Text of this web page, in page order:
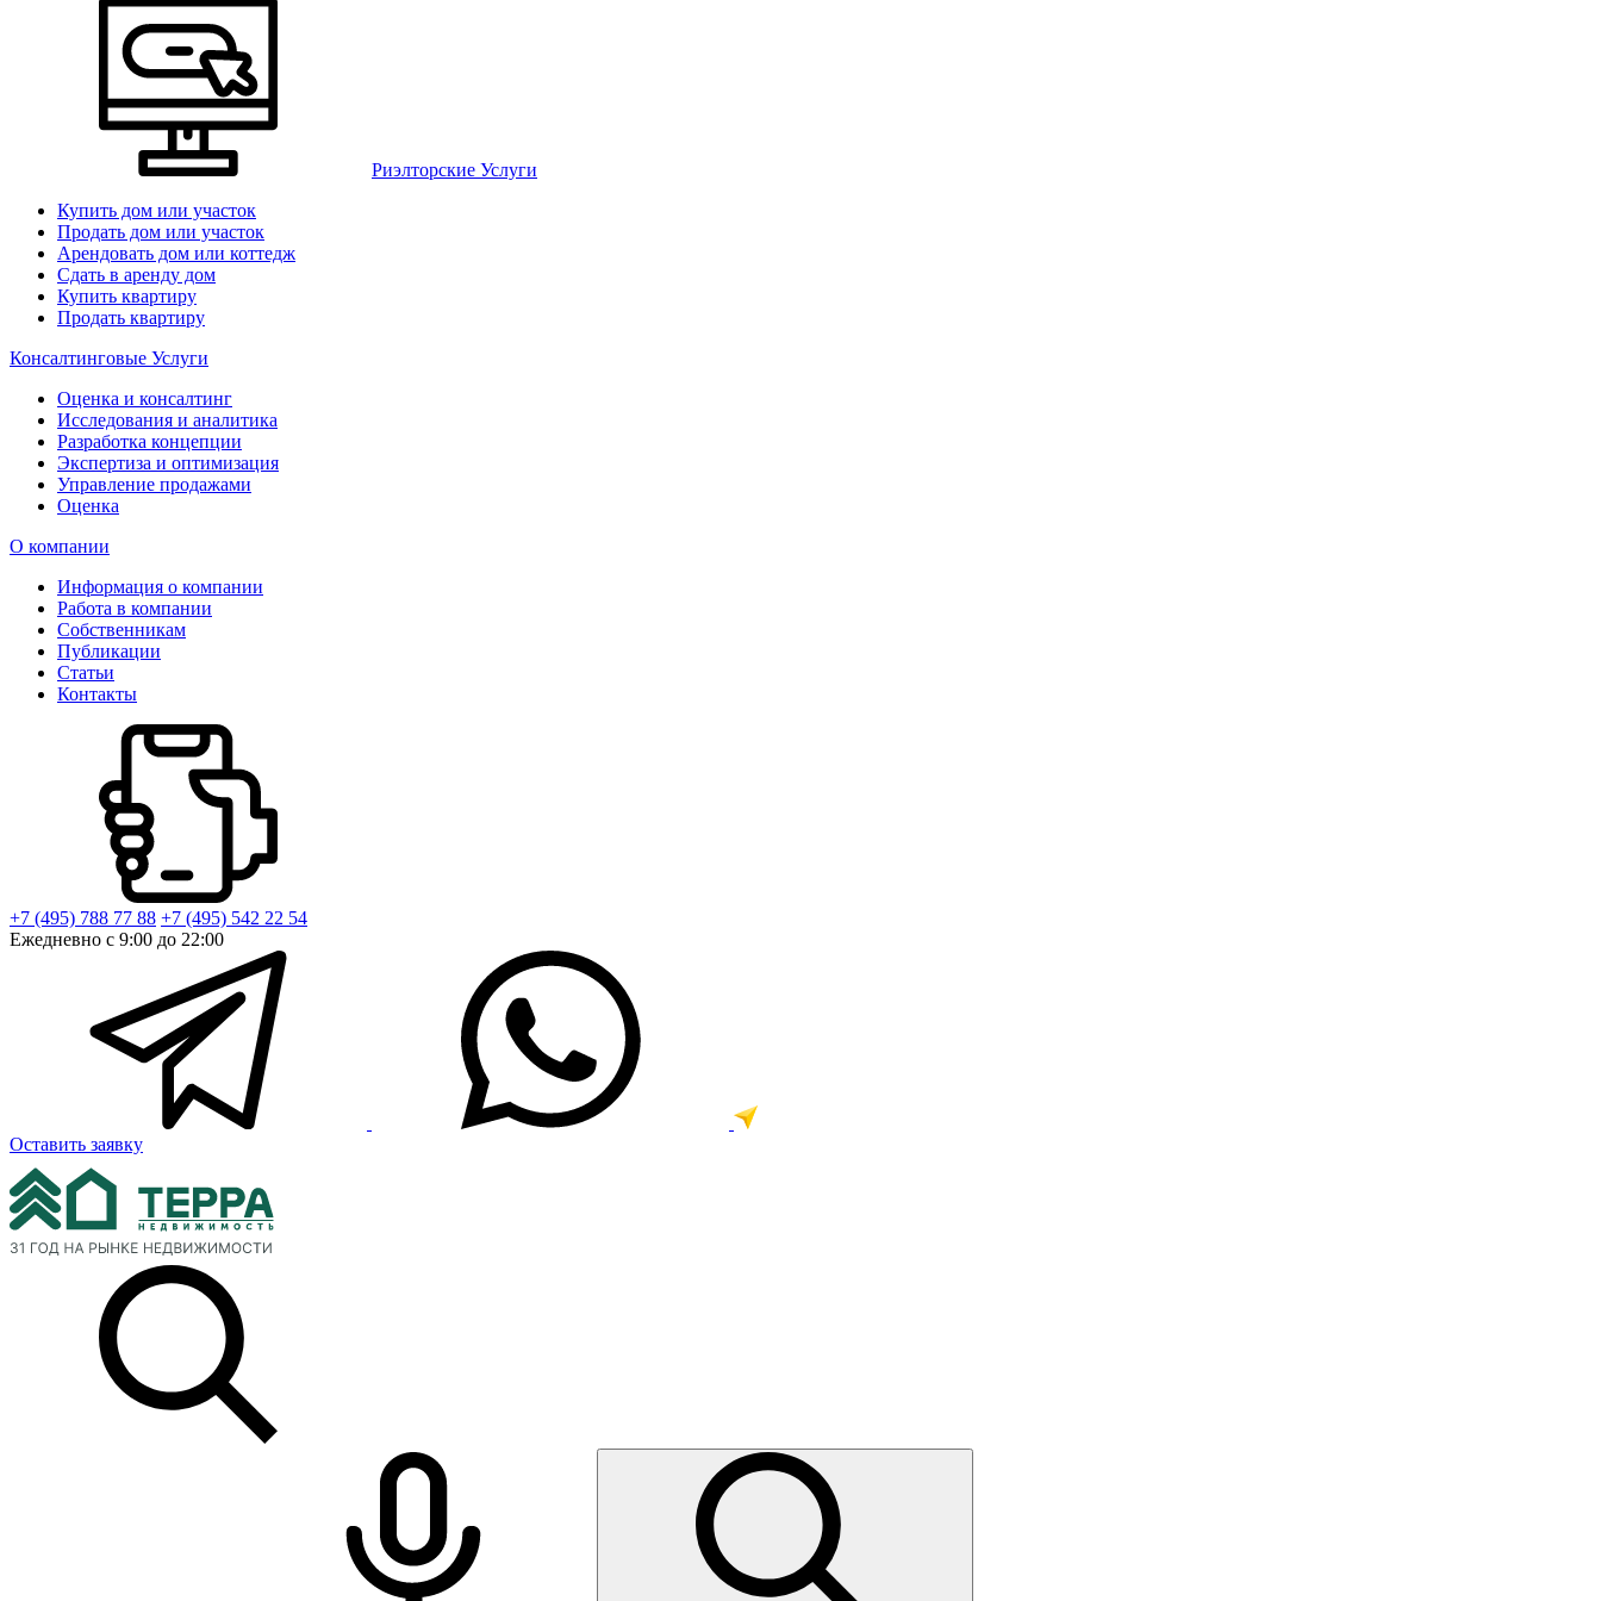
Риэлторские Услуги
Купить дом или участок
Продать дом или участок
Арендовать дом или коттедж
Сдать в аренду дом
Купить квартиру
Продать квартиру
Консалтинговые Услуги
Оценка и консалтинг
Исследования и аналитика
Разработка концепции
Экспертиза и оптимизация
Управление продажами
Оценка
О компании
Информация о компании
Работа в компании
Собственникам
Публикации
Статьи
Контакты
+7 (495) 788 77 88 +7 (495) 542 22 54
Ежедневно с 9:00 до 22:00
Оставить заявку